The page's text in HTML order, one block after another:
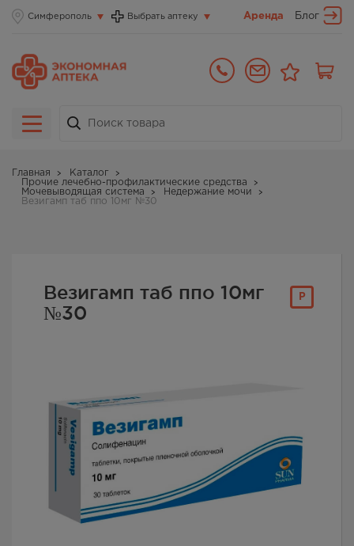
Симферополь Выбрать аптеку Аренда Блог
Главная
Каталог
Прочие лечебно-профилактические средства
Мочевыводящая система
Недержание мочи
Везигамп таб ппо 10мг №30
Р
Везигамп таб ппо 10мг
№30